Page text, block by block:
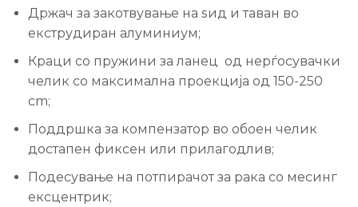
Држач за закотвување на ѕид и таван во
екструдиран алуминиум;
Краци со пружини за ланец од нерѓосувачки
челик со максимална проекција од 150-250
cm;
Поддршка за компензатор во обоен челик
достапен фиксен или прилагодлив;
Подесување на потпирачот за рака со месинг
ексцентрик;